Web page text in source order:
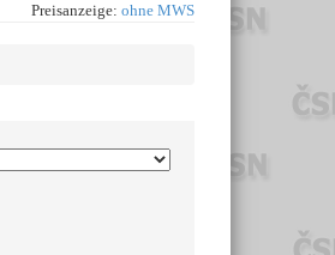
Preisanzeige: ohne MWS